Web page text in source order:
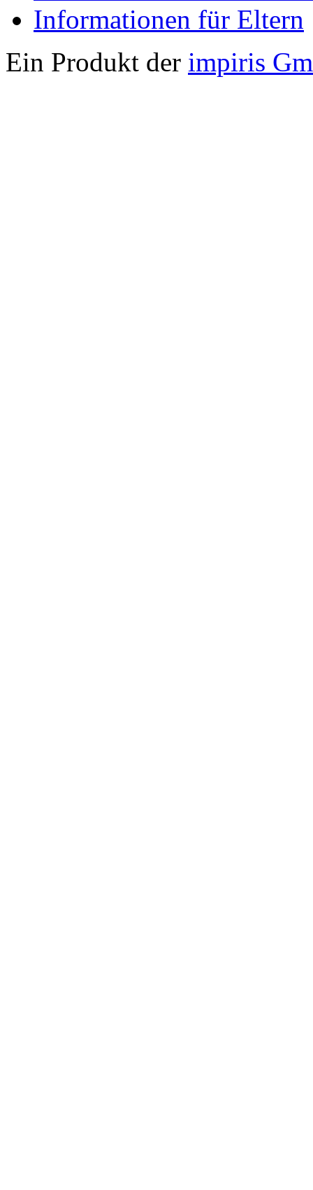
Informationen für Eltern
Ein Produkt der impiris